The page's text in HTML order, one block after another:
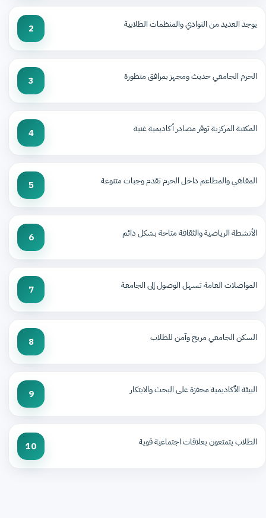
يوجد العديد من النوادي والمنظمات الطلابية 2
الحرم الجامعي حديث ومجهز بمرافق متطورة 3
المكتبة المركزية توفر مصادر أكاديمية غنية 4
المقاهي والمطاعم داخل الحرم تقدم وجبات متنوعة 5
الأنشطة الرياضية والثقافة متاحة بشكل دائم 6
المواصلات العامة تسهل الوصول إلى الجامعة 7
السكن الجامعي مريح وآمن للطلاب 8
البيئة الأكاديمية محفزة على البحث والابتكار 9
الطلاب يتمتعون بعلاقات اجتماعية قوية 10